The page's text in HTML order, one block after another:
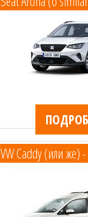
VW Caddy (или же) -